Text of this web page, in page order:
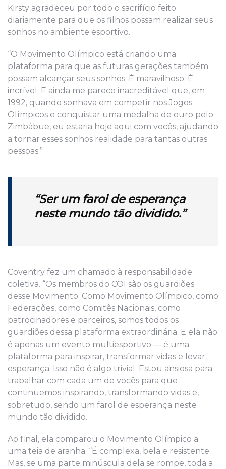
Kirsty agradeceu por todo o sacrifício feito
diariamente para que os filhos possam realizar seus
sonhos no ambiente esportivo.
“O Movimento Olímpico está criando uma
plataforma para que as futuras gerações também
possam alcançar seus sonhos. É maravilhoso. É
incrível. E ainda me parece inacreditável que, em
1992, quando sonhava em competir nos Jogos
Olímpicos e conquistar uma medalha de ouro pelo
Zimbábue, eu estaria hoje aqui com vocês, ajudando
a tornar esses sonhos realidade para tantas outras
pessoas.”
“Ser um farol de esperança
neste mundo tão dividido.”
Coventry fez um chamado à responsabilidade
coletiva. “Os membros do COI são os guardiões
desse Movimento. Como Movimento Olímpico, como
Federações, como Comitês Nacionais, como
patrocinadores e parceiros, somos todos os
guardiões dessa plataforma extraordinária. E ela não
é apenas um evento multiesportivo — é uma
plataforma para inspirar, transformar vidas e levar
esperança. Isso não é algo trivial. Estou ansiosa para
trabalhar com cada um de vocês para que
continuemos inspirando, transformando vidas e,
sobretudo, sendo um farol de esperança neste
mundo tão dividido.
Ao final, ela comparou o Movimento Olímpico a
uma teia de aranha. “É complexa, bela e resistente.
Mas, se uma parte minúscula dela se rompe, toda a